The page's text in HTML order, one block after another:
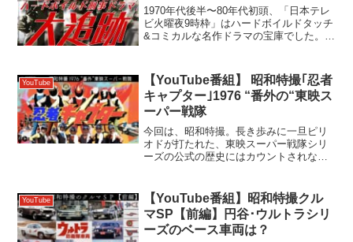
リーズ①#119
1970年代後半〜80年代初頭、「日本テレ
ビ火曜夜9時枠」はハードボイルドタッチ
&コミカルな名作ドラマの宝庫でした。中
れらの原点である、｢大追跡｣をご紹介し
ます！...
YouTube
【YouTube番組】 昭和特撮｢忍者
キャプター｣1976 “番外の“東映ス
ーパー戦隊
今回は、昭和特撮。長き歩みに一旦ピリ
オドが打たれた、東映スーパー戦隊シリ
ーズの公式の歴史にはカウントされな
化ポイント、魅力を解析します。 【チャ
プター】 00...
YouTube
【YouTube番組】昭和特撮クル
マSP【前編】円谷･ウルトラシリ
ーズのベース車両は？